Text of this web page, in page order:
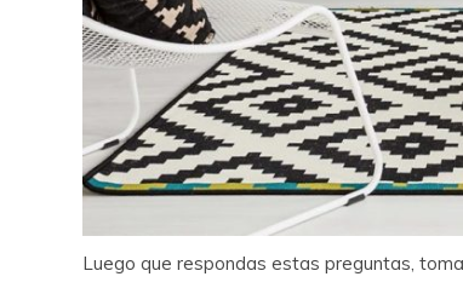
Luego que respondas estas preguntas,